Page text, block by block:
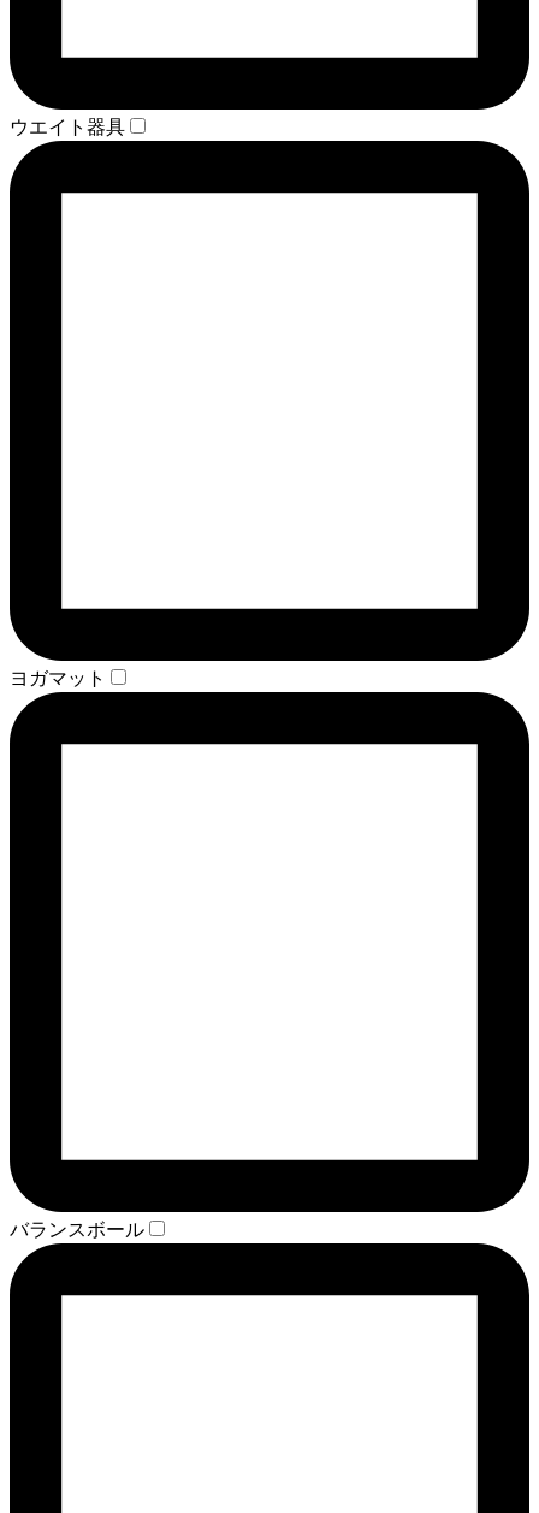
ウエイト器具
ヨガマット
バランスボール